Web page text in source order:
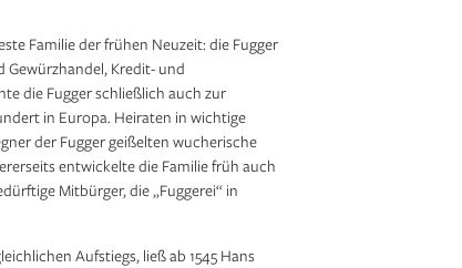
Familie der frühen Neuzeit: die Fugger
Gewürzhandel, Kredit- und
die Fugger schließlich auch zur
in Europa. Heiraten in wichtige
der Fugger geißelten wucherische
entwickelte die Familie früh auch
Mitbürger, die „Fuggerei“ in
Aufstiegs, ließ ab 1545 Hans